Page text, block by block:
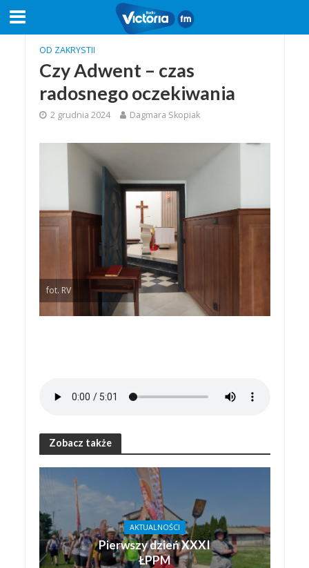
OD ZAKRYSTII
Czy Adwent – czas
radosnego oczekiwania
2 grudnia 2024 Dagmara Skopiak
fot. RV
Zobacz także
AKTUALNOŚCI
Pierwszy dzień XXXI
ŁPPM